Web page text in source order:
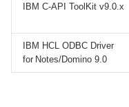
IBM C-API ToolKit v9.0.x
IBM HCL ODBC Driver
for Notes/Domino 9.0